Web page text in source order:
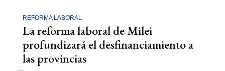
REFORMA LABORAL
La reforma laboral de Milei
profundizará el desfinanciamiento a
las provincias